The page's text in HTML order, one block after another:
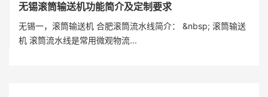
无锡滚筒输送机功能简介及定制要求
无锡一，滚筒输送机 合肥滚筒流水线简介： &nbsp; 滚筒输送
机 滚筒流水线是常用微观物流...